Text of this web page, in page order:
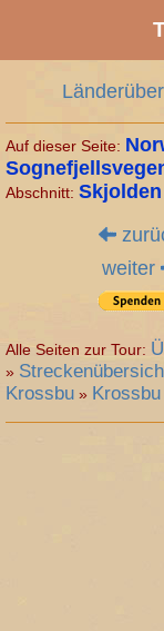
Auf dieser Seite:
Abschnitt:
weiter
Alle Seiten zur Tour:
»
Krossbu »